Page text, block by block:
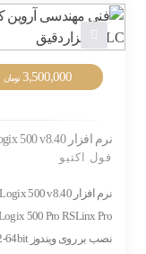
3,500,000 تومان
نرم افزار RsLogix 500 v8.40
فول اکتیو
نصب بر روی ویندوز XP 32-64bit و7 با کرک دائم و فول دارد. قابل نصب بر...